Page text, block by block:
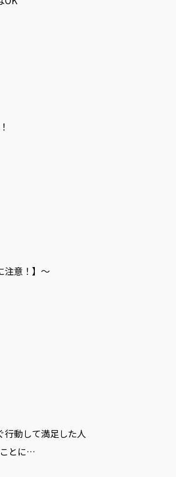
注意！】～
行動して満足した人
とに…